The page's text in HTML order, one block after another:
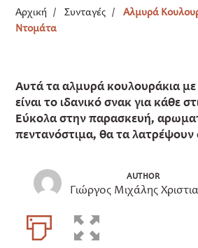
Αρχική /Συνταγές /Αλμυρά
Ντομάτα
Αυτά τα αλμυρά κουλουράκια με
είναι το ιδανικό σνακ για κάθε
Εύκολα στην παρασκευή,
πεντανόστιμα, θα τα λατρέψουν
AUTHOR
Γιώργος Μιχάλης